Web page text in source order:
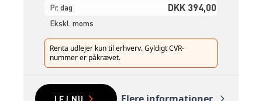
Pr. dag DKK 394,00
Ekskl. moms
Renta udlejer kun til erhverv. Gyldigt CVR-
nummer er påkrævet.
LEJ NU